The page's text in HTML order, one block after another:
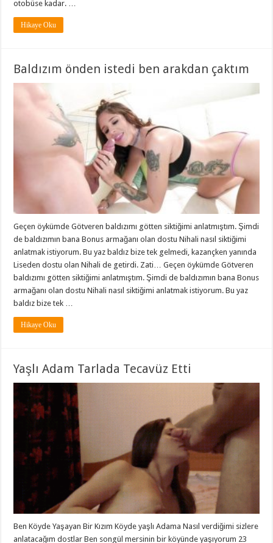
otobüse kadar. …
Hikaye Oku
Baldızım önden istedi ben arakdan çaktım
Geçen öykümde Götveren baldızımı götten siktiğimi anlatmıştım. Şimdi
de baldızımın bana Bonus armağanı olan dostu Nihali nasıl siktiğimi
anlatmak istiyorum. Bu yaz baldız bize tek gelmedi, kazançken yanında
Liseden dostu olan Nihali de getirdi. Zati… Geçen öykümde Götveren
baldızımı götten siktiğimi anlatmıştım. Şimdi de baldızımın bana Bonus
armağanı olan dostu Nihali nasıl siktiğimi anlatmak istiyorum. Bu yaz
baldız bize tek …
Hikaye Oku
Yaşlı Adam Tarlada Tecavüz Etti
Ben Köyde Yaşayan Bir Kızım Köyde yaşlı Adama Nasıl verdiğimi sizlere
anlatacağım dostlar Ben songül mersinin bir köyünde yaşıyorum 23